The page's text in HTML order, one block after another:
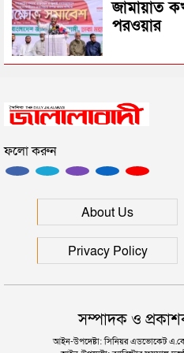
“দুর্নীতিতে
প্রশাসন একাকার হয়ে
মৃত্যুদণ্ড
সিলেটে হামের
জামায়াত
পরওয়ার
ফলো করুন
About Us
Privacy Policy
সম্পাদক ও
আইন-উপদেষ্টা: সিনিয়র এডভোকেট